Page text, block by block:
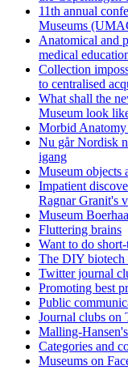
11th annual
Museums
Anatomical and
medical
Collection
to centralised
What shall the
Museum look
Morbid
Nu går Nordisk
igang
Museum objects
Impatient
Ragnar Granit's
Museum
Fluttering brains
Want to do
The DIY biotech
Twitter journal
Promoting best
Public
Journal clubs on
Malling-
Categories and
Museums on